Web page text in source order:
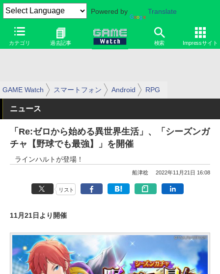
Powered by Translate
カテゴリ 過去記事 検索 Impressサイト
GAME Watch スマートフォン Android RPG
ニュース
「Re:ゼロから始める異世界生活」、「シーズンガ
チャ【野球でも最強】」を開催
ラインハルトが登場！
船津稔 2022年11月21日 16:08
リスト
11月21日より開催